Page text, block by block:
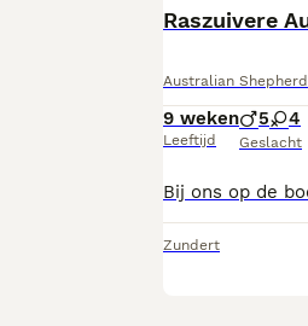
Australian Shepherd
9 weken
Leeftijd
5 4
Geslacht
Zundert